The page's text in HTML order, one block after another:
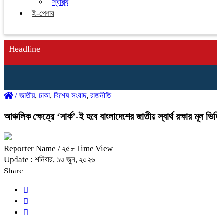
স্বাস্থ্য
ই-পেপার
Headline
/ জাতীয়, ঢাকা, বিশেষ সংবাদ, রাজনীতি
আঞ্চলিক ক্ষেত্রে ‘সার্ক’-ই হবে বাংলাদেশের জাতীয় স্বার্থ রক্ষার মূল
Reporter Name / ২৫৮ Time View
Update : শনিবার, ১৩ জুন, ২০২৬
Share